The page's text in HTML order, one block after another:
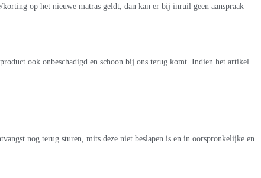
op het nieuwe matras geldt, dan kan er bij inruil geen aanspraak
ook onbeschadigd en schoon bij ons terug komt. Indien het artikel
nog terug sturen, mits deze niet beslapen is en in oorspronkelijke en